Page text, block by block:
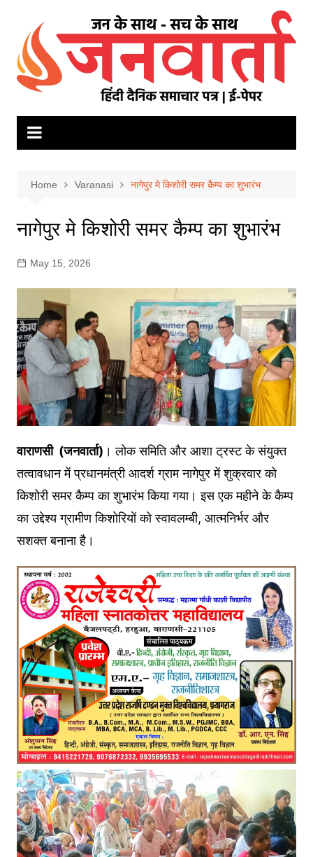
content
Home Varanasi नागेपुर मे किशोरी समर कैम्प का शुभारंभ
नागेपुर मे किशोरी समर कैम्प का शुभारंभ
May 15, 2026
वाराणसी (जनवार्ता) । लोक समिति और आशा ट्रस्ट के संयुक्त
तत्वावधान में प्रधानमंत्री आदर्श ग्राम नागेपुर में शुक्रवार को
किशोरी समर कैम्प का शुभारंभ किया गया। इस एक महीने के कैम्प
का उद्देश्य ग्रामीण किशोरियों को स्वावलम्बी, आत्मनिर्भर और
सशक्त बनाना है।